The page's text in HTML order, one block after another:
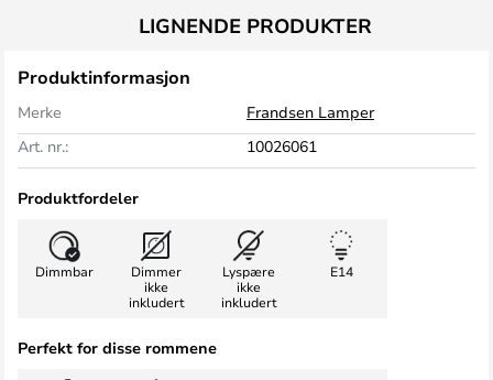
LIGNENDE PRODUKTER
Produktinformasjon
Merke
Frandsen Lamper
Art. nr.:
10026061
Produktfordeler
Dimmbar
Dimmer
ikke
inkludert
Lyspære
ikke
inkludert
E14
Perfekt for disse rommene